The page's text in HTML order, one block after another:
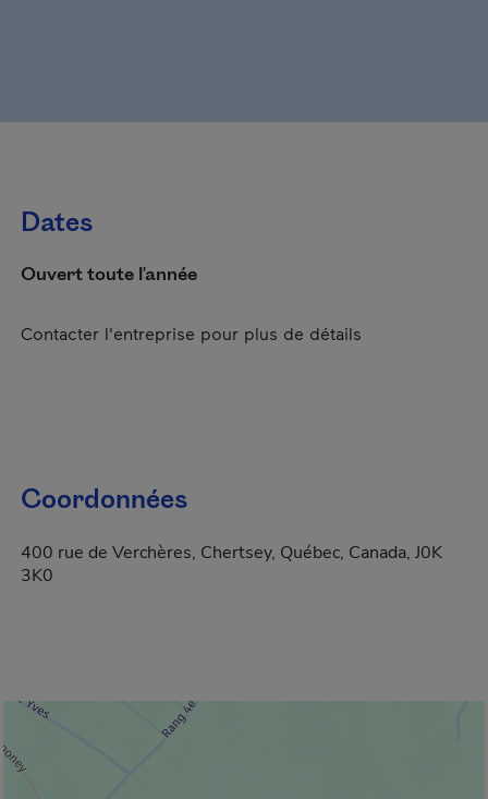
Dates
Ouvert toute l'année
Contacter l'entreprise pour plus de détails
Coordonnées
400 rue de Verchères, Chertsey, Québec, Canada, J0K
3K0